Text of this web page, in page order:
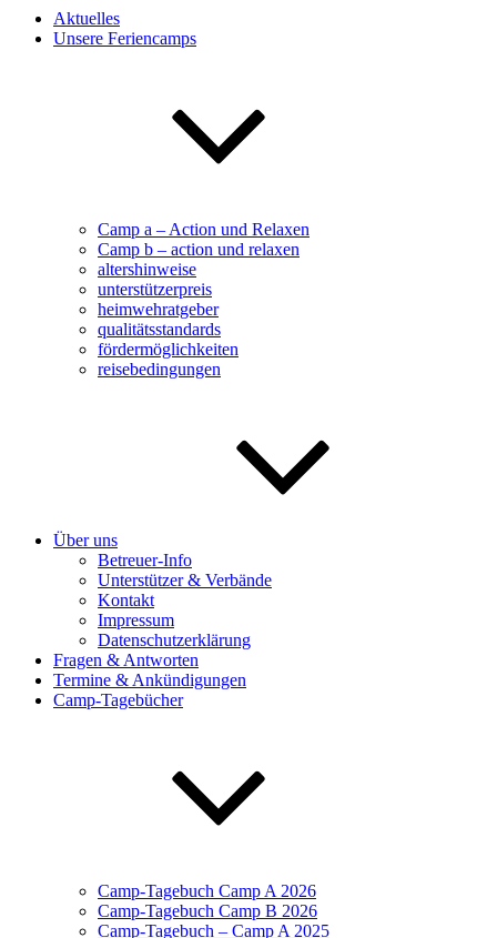
Aktuelles
Unsere Feriencamps
Camp a – Action und Relaxen
Camp b – action und relaxen
altershinweise
unterstützerpreis
heimwehratgeber
qualitätsstandards
fördermöglichkeiten
reisebedingungen
Über uns
Betreuer-Info
Unterstützer & Verbände
Kontakt
Impressum
Datenschutzerklärung
Fragen & Antworten
Termine & Ankündigungen
Camp-Tagebücher
Camp-Tagebuch Camp A 2026
Camp-Tagebuch Camp B 2026
Camp-Tagebuch – Camp A 2025